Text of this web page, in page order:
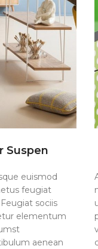
Suspen
euismod
feugiat
sociis
elementum
aenean